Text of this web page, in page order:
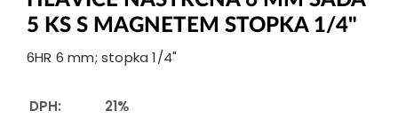
5 KS S MAGNETEM STOPKA 1/4"
6HR 6 mm; stopka 1/4"
DPH:
21%